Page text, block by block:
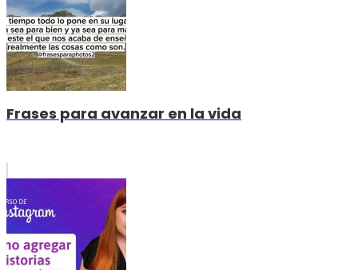
Frases para avanzar en la vida